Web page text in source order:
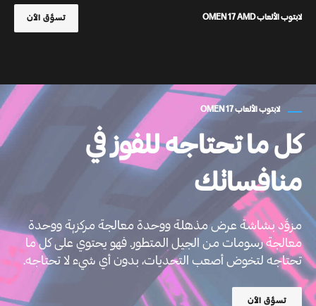
لابتوب الألعاب OMEN 17 AMD تسوَّق الآن
لابتوب الألعاب OMEN 17
كل ما تحتاجه للفوز في
منافساتك
مزوَّد بشاشة عرض مذهلة ووحدة معالجة مركزية ووحدة
معالجة رسومات من الجيل المتطور. فهو يحتوي على كل ما
تحتاجه لتخوض أصعب التحديات، بدون أي شيء لا تحتاجه.
تسوَّق الآن